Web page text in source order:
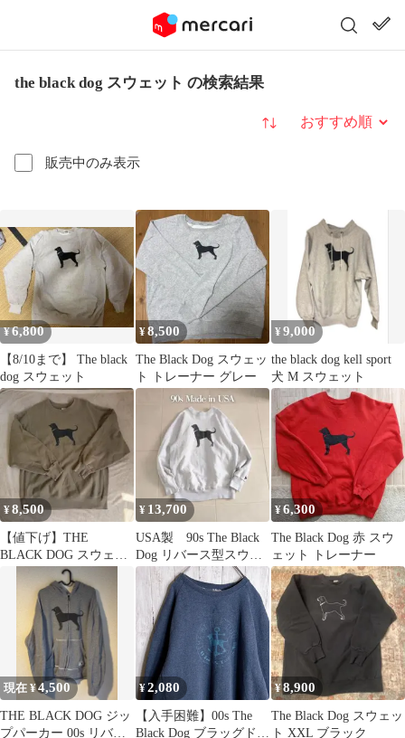
the black dog スウェット の検索結果
販売中のみ表示
並び替え
¥6,800
【8/10まで】 The black
dog スウェット
¥8,500
The Black Dog スウェッ
ト トレーナー グレー
¥9,000
the black dog kell sport
犬 M スウェット
¥8,500
【値下げ】THE
BLACK DOG スウェッ
¥ 13,700
USA製 90s The Black
Dog リバース型スウェ
ット
¥6,300
The Black Dog 赤 スウ
ェット トレーナー
現在 ¥4,500
THE BLACK DOG ジッ
プパーカー 00s リバー
¥2,080
【入手困難】00s The
Black Dog ブラッグドッ
¥8,900
The Black Dog スウェッ
ト XXL ブラック